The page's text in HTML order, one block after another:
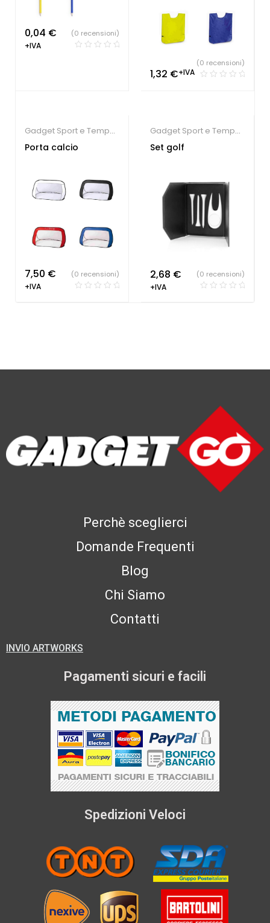
0,04 €
+IVA
(0 recensioni)
1,32 €+IVA
(0 recensioni)
Gadget Sport e Tempo
Libero ,Società Sportive
Porta calcio
7,50 €
+IVA
(0 recensioni)
Gadget Sport e Tempo
Libero
Set golf
2,68 €
+IVA
(0 recensioni)
Perchè sceglierci
Domande Frequenti
Blog
Chi Siamo
Contatti
INVIO ARTWORKS
Pagamenti sicuri e facili
Spedizioni Veloci